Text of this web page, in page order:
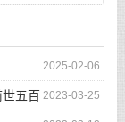
2025-02-06
2023-03-25
五百